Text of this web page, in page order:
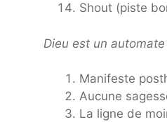
Shout (piste
Dieu est un automate
Manifeste
Aucune
La ligne de